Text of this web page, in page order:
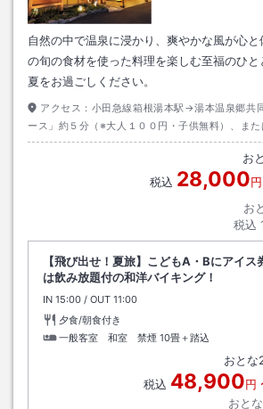
自然の中で温泉に浸かり、爽やかな風が心
の旬の食材を使った料理を楽しむ至福のひ
夏をお過ごしください。
アクセス： 小田急線箱根湯本駅→湯本温泉郷共
ース」約５分（※大人１００円・子供無料）、ま
たは徒歩約２０分→ホテルおかだ下車徒歩０分※湯
表はホテルおかだ公式ホームページをご参照くだ
１日より運賃改定となります。１２歳以上／片道
お
税込 28,000円
お
税込
【飛び出せ！夏旅】こどもA・Bにアイ
は飲み放題付の和洋バイキング！
IN チェックイン
15:00 / OUT チェックアウト
11:00
夕食/朝食付き
一般客室 和室 禁煙 10畳＋踏込
おとな
税込 48,900円
おと